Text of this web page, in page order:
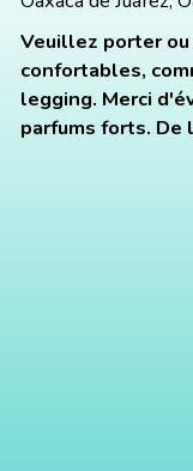
Veuillez porter
confortables,
legging. Merci
parfums forts. De